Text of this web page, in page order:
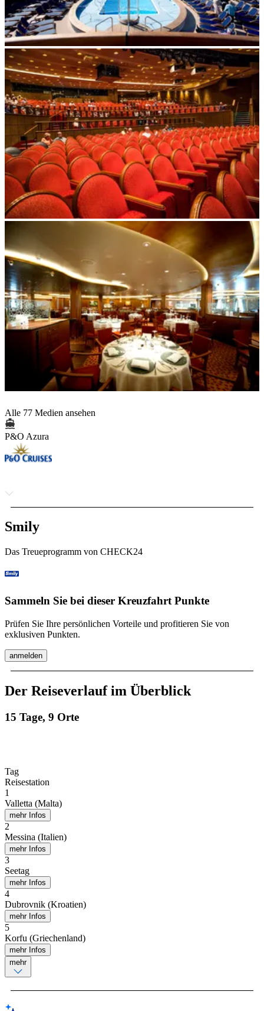
Alle 77 Medien ansehen
P&O Azura
Smily
Das Treueprogramm von CHECK24
Sammeln Sie bei dieser Kreuzfahrt Punkte
Prüfen Sie Ihre persönlichen Vorteile und profitieren Sie von
exklusiven Punkten.
anmelden
Der Reiseverlauf im Überblick
15 Tage, 9 Orte
Tag
Reisestation
1
Valletta (Malta)
mehr Infos
2
Messina (Italien)
mehr Infos
3
Seetag
mehr Infos
4
Dubrovnik (Kroatien)
mehr Infos
5
Korfu (Griechenland)
mehr Infos
mehr